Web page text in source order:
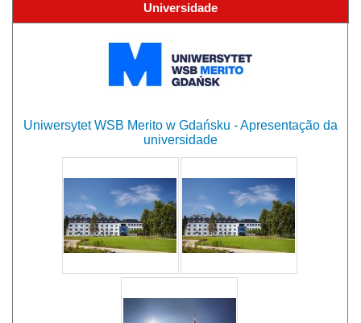
Universidade
Uniwersytet WSB Merito w Gdańsku - Apresentação da
universidade